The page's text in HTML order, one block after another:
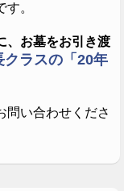
。
、お墓をお引き渡
クラスの「20年
い合わせくださ